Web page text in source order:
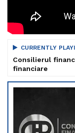
CURRENTLY
Consilierul
financiare